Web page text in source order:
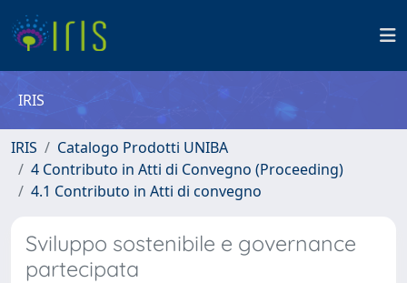
IRIS
IRIS
Catalogo Prodotti UNIBA
4 Contributo in Atti di Convegno (Proceeding)
4.1 Contributo in Atti di convegno
Sviluppo sostenibile e governance
partecipata